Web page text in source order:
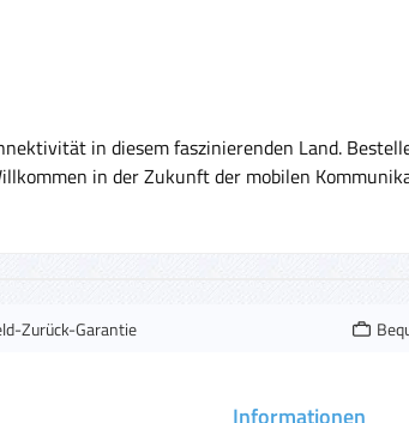
in diesem faszinierenden Land.
in der Zukunft der mobilen
Zurück-Garantie
Informationen